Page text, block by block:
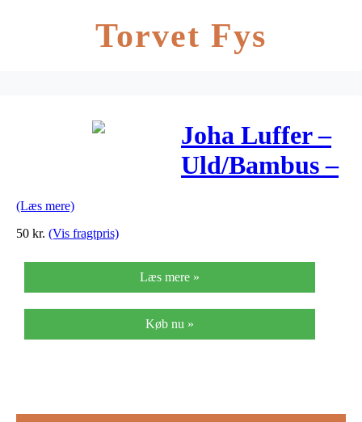
Torvet Fys
Joha Luffer –
Uld/Bambus –
(Læs mere)
50 kr. (Vis fragtpris)
Læs mere »
Køb nu »